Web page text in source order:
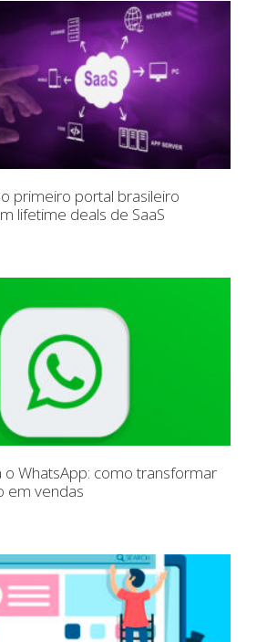
primeiro portal brasileiro
lifetime deals de SaaS
o WhatsApp: como transformar
em vendas